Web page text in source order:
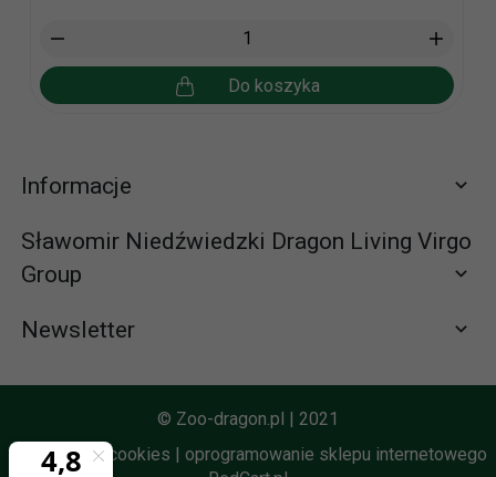
Do koszyka
Informacje
Sławomir Niedźwiedzki Dragon Living Virgo
Group
665065310 (58) 672-65-61
zamowienia@zoo-dragon.pl
Newsletter
© Zoo-dragon.pl | 2021
Informacja o cookies | oprogramowanie sklepu internetowego